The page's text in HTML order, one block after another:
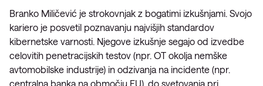
Branko Miličević je strokovnjak z bogatimi izkušnjami. Svojo
kariero je posvetil poznavanju najvišjih standardov
kibernetske varnosti. Njegove izkušnje segajo od izvedbe
celovitih penetracijskih testov (npr. OT okolja nemške
avtomobilske industrije) in odzivanja na incidente (npr.
centralna banka na območju EU), do svetovanja pri